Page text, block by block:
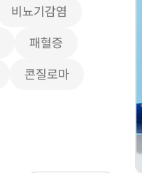
비뇨기감염
패혈증
콘질로마